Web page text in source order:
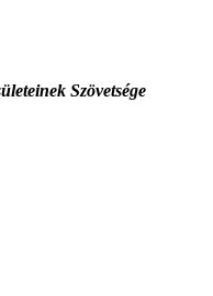
Szövetsége